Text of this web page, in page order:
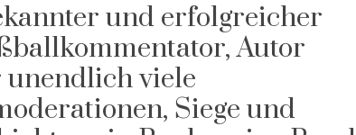
und erfolgreicher
Autor
unendlich viele
Siege und